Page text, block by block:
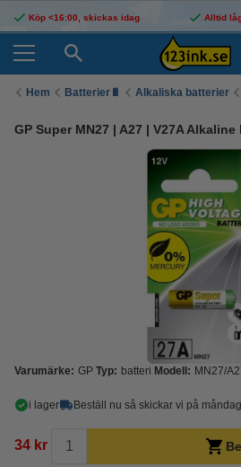
Köp <16:00, skickas idag Alltid
Hem Batterier🔋 Alkaliska batterier
GP Super MN27 | A27 | V27A Alkaline
Varumärke: GP Typ: batteri Modell: MN27/
i lager Beställ nu så skickar vi på
34 kr